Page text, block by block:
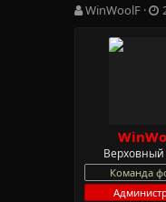
А
WinWoolF
а
Команда